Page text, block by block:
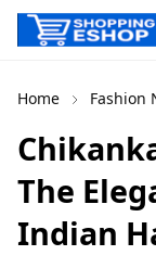
Home Fashion
The
Indian